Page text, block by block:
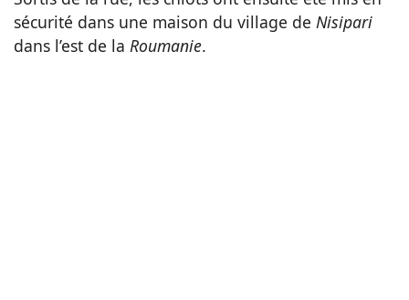
sécurité dans une maison du village de Nisipari
dans l’est de la Roumanie.